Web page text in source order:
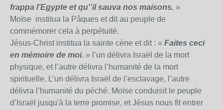
frappa l’Egypte et qu'’il sauva nos maisons. »
Moïse institua la Pâques et dit au peuple de
commémorer cela à perpétuité.
Jésus-Christ institua la sainte cène et dit : « Faites ceci
en mémoire de moi. » l’un délivra Israël de la mort
physique, et l’autre délivra l’humanité de la mort
spirituelle. L’un délivra Israël de l’esclavage, l’autre
délivra l’humanité du péché. Moïse conduisit le peuple
d’Israël jusqu'à la terre promise, et Jésus nous fit entrer